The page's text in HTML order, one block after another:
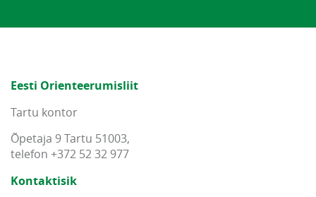
Eesti Orienteerumisliit
Tartu kontor
Õpetaja 9 Tartu 51003,
telefon +372 52 32 977
Kontaktisik